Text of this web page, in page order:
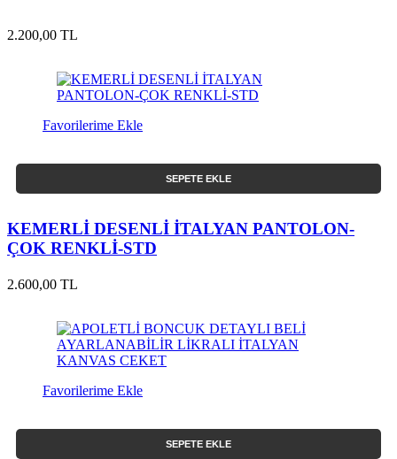
2.200,00 TL
Favorilerime Ekle
SEPETE EKLE
KEMERLİ DESENLİ İTALYAN PANTOLON-
ÇOK RENKLİ-STD
2.600,00 TL
Favorilerime Ekle
SEPETE EKLE